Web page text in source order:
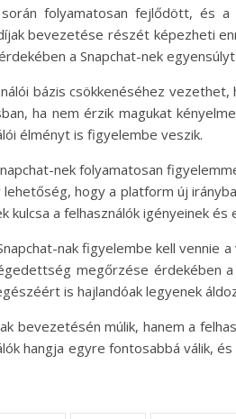
folyamatosan fejlődött, és
bevezetése részét képezheti
a Snapchat-nek
bázis csökkenéséhez
ha nem érzik magukat
élményt is figyelembe veszik.
nek folyamatosan
hogy a platform új
kulcsa a felhasználók igényeinek
nak figyelembe kell vennie
megőrzése érdekében
is hajlandóak legyenek
bevezetésén múlik, hanem a
hangja egyre fontosabbá válik,